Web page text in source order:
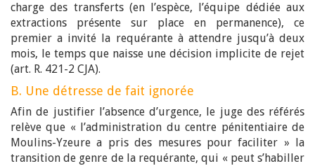
charge des transferts (en l’espèce, l’équipe dédiée aux
extractions présente sur place en permanence), ce
premier a invité la requérante à attendre jusqu’à deux
mois, le temps que naisse une décision implicite de rejet
(art. R. 421-2 CJA).
B. Une détresse de fait ignorée
Afin de justifier l’absence d’urgence, le juge des référés
relève que « l’administration du centre pénitentiaire de
Moulins-Yzeure a pris des mesures pour faciliter » la
transition de genre de la requérante, qui « peut s’habiller